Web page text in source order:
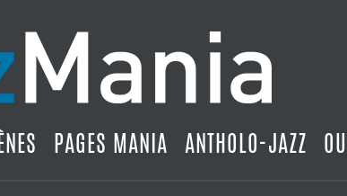
PAGES MANIA ANTHOLO-JAZZ